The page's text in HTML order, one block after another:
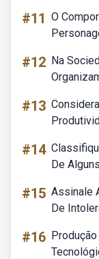
#11 O
#12 Na
#13
#14
De
#15 Assinale
De
#16